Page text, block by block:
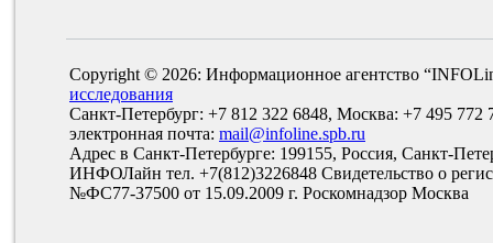
Copyright © 2026: Информационное агентство
исследования
Санкт-Петербург: +7 812 322 6848, Москва: +7 495 772
электронная почта: mail@infoline.spb.ru
Адрес в Санкт-Петербурге: 199155, Россия, Санкт-
ИНФОЛайн тел. +7(812)3226848 Свидетельство о
№ФС77-37500 от 15.09.2009 г. Роскомнадзор Москва